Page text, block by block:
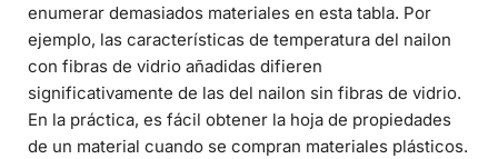
enumerar demasiados materiales en esta tabla. Por
ejemplo, las características de temperatura del nailon
con fibras de vidrio añadidas difieren
significativamente de las del nailon sin fibras de vidrio.
En la práctica, es fácil obtener la hoja de propiedades
de un material cuando se compran materiales plásticos.